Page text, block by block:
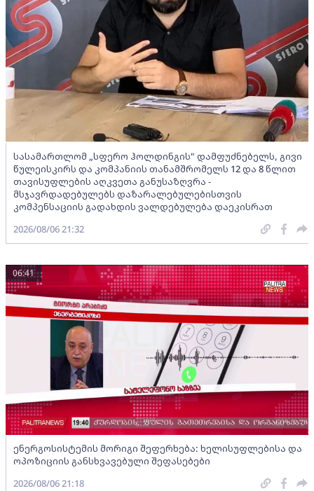
სასამართლომ „სფერო ჰოლდინგის" დამფუძნებელს, გივი
წულეისკირს და კომპანიის თანამშრომელს 12 და 8 წლით
თავისუფლების აღკვეთა განუსაზღვრა -
მსჯავრდადებულებს დაზარალებულებისთვის
კომპენსაციის გადახდის ვალდებულება დაეკისრათ
2026/08/06 21:32
ენერგოსისტემის მორიგი შეფერხება: ხელისუფლებისა და
ოპოზიციის განსხვავებული შეფასებები
06:41
2026/08/06 21:18